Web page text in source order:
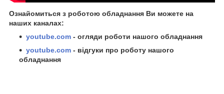
Ознайомиться з роботою обладнання Ви можете на
наших каналах:
youtube.com - огляди роботи нашого обладнання
youtube.com - відгуки про роботу нашого
обладнання